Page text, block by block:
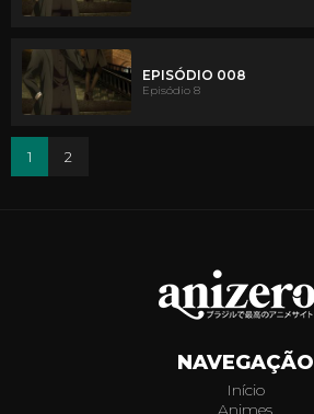
EPISÓDIO 008
Episódio 8
1 2
NAVEGAÇÃO
Início
Animes